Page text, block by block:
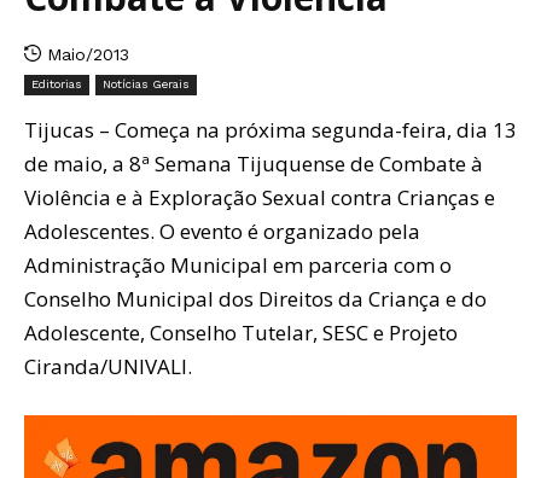
Maio/2013
Editorias Notícias Gerais
Tijucas – Começa na próxima segunda-feira, dia 13
de maio, a 8ª Semana Tijuquense de Combate à
Violência e à Exploração Sexual contra Crianças e
Adolescentes. O evento é organizado pela
Administração Municipal em parceria com o
Conselho Municipal dos Direitos da Criança e do
Adolescente, Conselho Tutelar, SESC e Projeto
Ciranda/UNIVALI.